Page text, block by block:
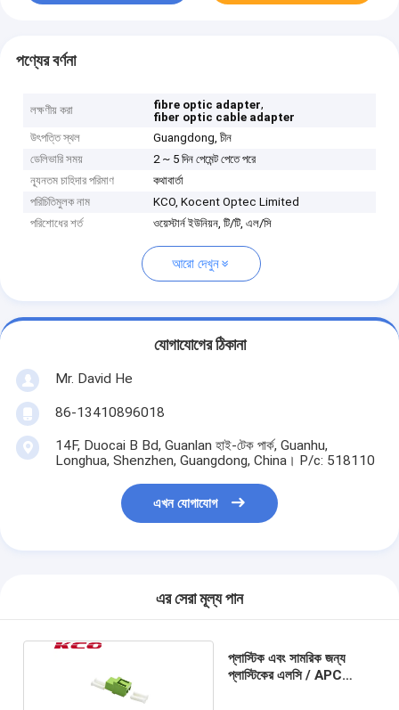
পণ্যের বর্ণনা
লক্ষণীয় করা fibre optic adapter,
fiber optic cable adapter
উৎপত্তি স্থল
Guangdong, চীন
ডেলিভারি সময়
2 ~ 5 দিন পেমেন্ট পেতে পরে
ন্যূনতম চাহিদার পরিমাণ
কথাবার্তা
পরিচিতিমুলক নাম
KCO, Kocent Optec Limited
পরিশোধের শর্ত
ওয়েস্টার্ন ইউনিয়ন, টি/টি, এল/সি
আরো দেখুন
যোগাযোগের ঠিকানা
Mr. David He
86-13410896018
14F, Duocai B Bd, Guanlan হাই-টেক পার্ক, Guanhu,
Longhua, Shenzhen, Guangdong, China। P/c: 518110
এখন যোগাযোগ
এর সেরা মূল্য পান
প্লাস্টিক এবং সামরিক জন্য
প্লাস্টিকের এলসি / APC